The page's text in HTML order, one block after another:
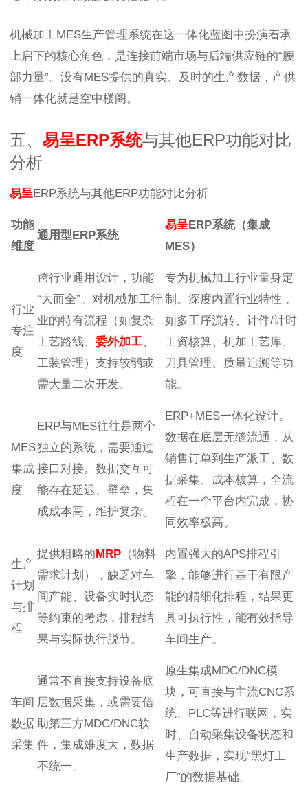
机械加工MES生产管理系统在这一体化蓝图中扮演着承
上启下的核心角色，是连接前端市场与后端供应链的“腰
部力量”。没有MES提供的真实、及时的生产数据，产供
销一体化就是空中楼阁。
五、 易呈ERP系统与其他ERP功能对比
分析
易呈ERP系统与其他ERP功能对比分析
功能
维度
通用型ERP系统
易呈ERP系统（集成
MES）
行业
专注
度
跨行业通用设计，功能
“大而全”。对机械加工行
业的特有流程（如复杂
工艺路线、 委外加工、
工装管理）支持较弱或
需大量二次开发。
专为机械加工行业量身定
制。深度内置行业特性，
如多工序流转、计件/计时
工资核算、机加工艺库、
刀具管理、质量追溯等功
能。
MES
集成
度
ERP与MES往往是两个
独立的系统，需要通过
接口对接。数据交互可
能存在延迟、壁垒，集
成成本高，维护复杂。
ERP+MES一体化设计。
数据在底层无缝流通，从
销售订单到生产派工、数
据采集、成本核算，全流
程在一个平台内完成，协
同效率极高。
生产
计划
与排
程
提供粗略的 MRP （物料
需求计划），缺乏对车
间产能、设备实时状态
等约束的考虑，排程结
果与实际执行脱节。
内置强大的APS排程引
擎，能够进行基于有限产
能的精细化排程，结果更
具可执行性，能有效指导
车间生产。
车间
数据
采集
通常不直接支持设备底
层数据采集，或需要借
助第三方MDC/DNC软
件，集成难度大，数据
不统一。
原生集成MDC/DNC模
块，可直接与主流CNC系
统、PLC等进行联网，实
时、自动采集设备状态和
生产数据，实现“黑灯工
厂”的数据基础。